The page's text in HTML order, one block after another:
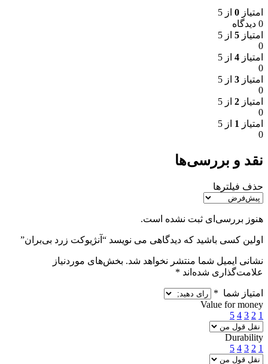
امتیاز 0 از 5
0 دیدگاه
امتیاز 5 از 5
0
امتیاز 4 از 5
0
امتیاز 3 از 5
0
امتیاز 2 از 5
0
امتیاز 1 از 5
0
نقد و بررسی‌ها
حذف فیلترها
هنوز بررسی‌ای ثبت نشده است.
اولین کسی باشید که دیدگاهی می نویسد “آنژیوکت زرد بی‌بران”
نشانی ایمیل شما منتشر نخواهد شد. بخش‌های موردنیاز
علامت‌گذاری شده‌اند *
امتیاز شما *
Value for money
1
2
3
4
5
Durability
1
2
3
4
5